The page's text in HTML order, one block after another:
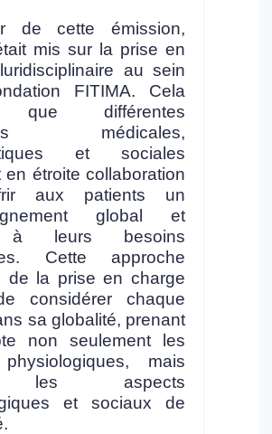
de cette émission,
mis sur la prise en
au sein
FITIMA. Cela
que différentes
médicales,
et sociales
en étroite collaboration
aux patients un
global et
à leurs besoins
Cette approche
de la prise en charge
considérer chaque
sa globalité, prenant
non seulement les
mais
les aspects
et sociaux de